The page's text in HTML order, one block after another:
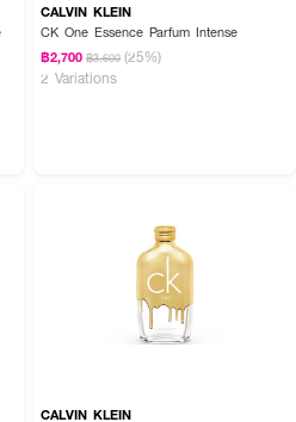
บน้ำทันที บนจุดชีพจร (ข้อมือ ต้นคอ หลัง
ค้นหา ด้วย RIKU MIDNIGHT SKIN! 🌿
CALVIN KLEIN
CK One Essence Parfum Intense
฿2,700 ฿3,600 (25%)
2 Variations
CALVIN KLEIN